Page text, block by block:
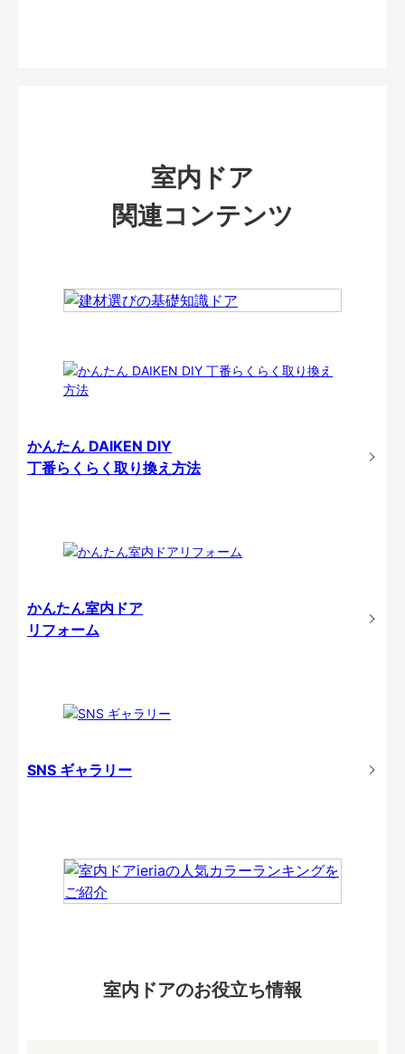
室内ドア
関連コンテンツ
かんたん DAIKEN DIY
丁番らくらく取り換え方法
かんたん室内ドア
リフォーム
SNS ギャラリー
室内ドアのお役立ち情報